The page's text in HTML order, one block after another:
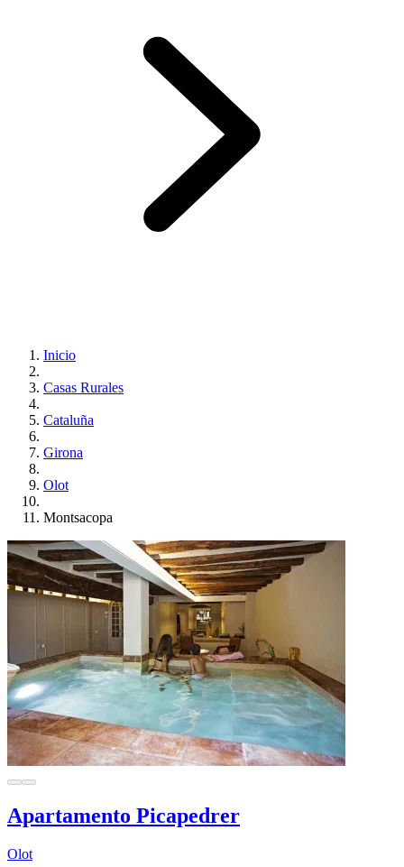
Inicio
Casas Rurales
Cataluña
Girona
Olot
Montsacopa
Apartamento Picapedrer
Olot